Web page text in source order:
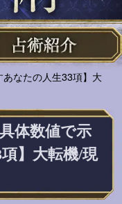
なたの人生33項】大
体数値で示
】大転機/現